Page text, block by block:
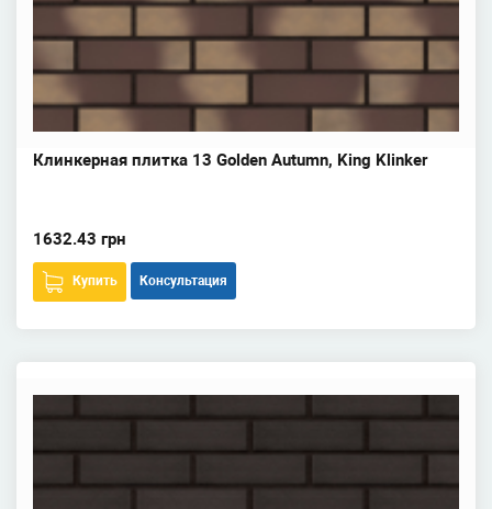
Клинкерная плитка 13 Golden Autumn, King Klinker
1632.43 грн
Купить Консультация